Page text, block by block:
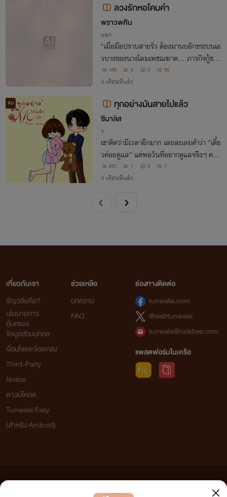
ลวงรักหอโคมคำ
พราวพศิน
ตลก
"เมื่อมือปราบสายรั่ว ต้องมานบอักขระบนเอ
วบางของนางโลมเพชฌฆาต... ภารกิจกู้ชาติ
จึงกลายเป็นภารกิจกู้ใจที่แซ่บที่สุดในปฐพี!"
156 0 0 30
3 เดือนที่แล้ว
จบ ทุกอย่างมันสายไปแล้ว
ซีนาลิส
Y
เขาคิดว่ามีเวลาอีกมาก เลยละเลยคำว่า “เดี๋ย
วค่อยดูแล” แต่พอวันที่อยากดูแลจริงๆ คนที่
เขารัก …กลับไม่มีลมหายใจรอแล้ว
237 1 0 7
4 เดือนที่แล้ว
เกี่ยวกับเรา
ธัญวลัยคือ?
นโยบายการ
คุ้มครอง
ข้อมูลส่วนบุคคล
เงื่อนไขและข้อตกลง
Third-Party
Notice
ดาวน์โหลด
Tunwalai Easy
(สำหรับ Android)
ช่วยเหลือ
บทความ
FAQ
ช่องทางติดต่อ
tunwalai.com
@webtunwalai
tunwalai@ookbee.com
แพลตฟอร์มในเครือ